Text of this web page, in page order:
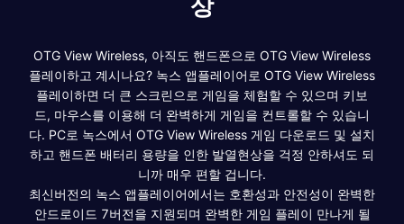
OTG View Wireless, 아직도 핸드폰으로 OTG View Wireless
플레이하고 계시나요? 녹스 앱플레이어로 OTG View Wireless
플레이하면 더 큰 스크린으로 게임을 체험할 수 있으며 키보
드, 마우스를 이용해 더 완벽하게 게임을 컨트롤할 수 있습니
다. PC로 녹스에서 OTG View Wireless 게임 다운로드 및 설치
하고 핸드폰 배터리 용량을 인한 발열현상을 걱정 안하셔도 되
니까 매우 편할 겁니다.
최신버전의 녹스 앱플레이어에서는 호환성과 안전성이 완벽한
안드로이드 7버전을 지원되며 완벽한 게임 플레이 만나게 될